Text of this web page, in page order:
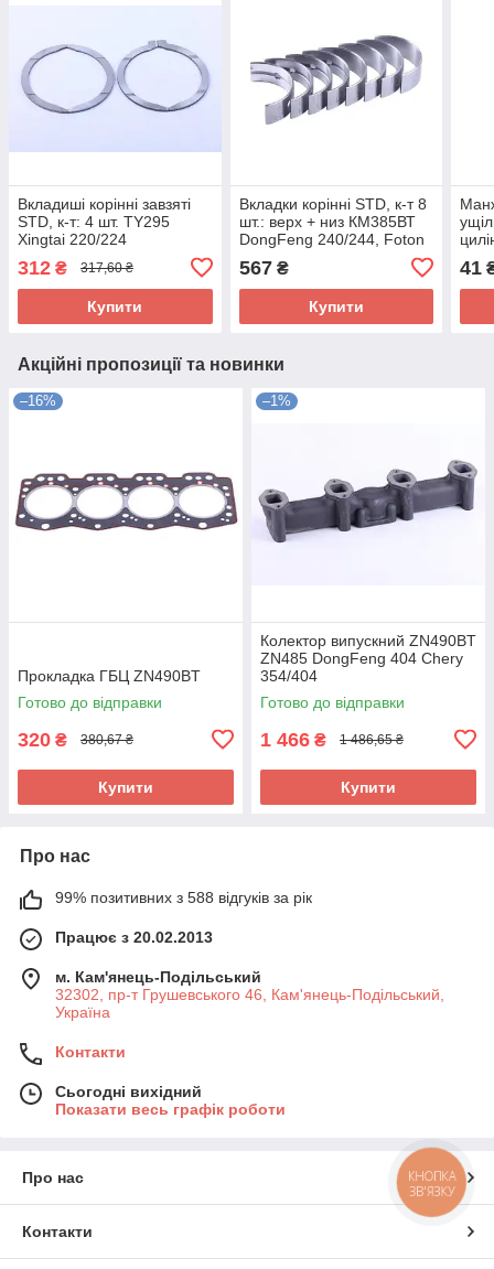
Вкладиші корінні завзяті
STD, к-т: 4 шт. TY295
Xingtai 220/224
312 ₴ 317,60 ₴
Купити
Вкладки корінні STD, к-т 8
шт.: верх + низ КМ385ВТ
DongFeng 240/244, Foton
567₴
Купити
41
Акційні пропозиції та новинки
–16%
Прокладка ГБЦ ZN490BT
Готово до відправки
320 ₴ 380,67 ₴
Купити
–1%
Колектор випускний ZN490BT
ZN485 DongFeng 404 Chery
354/404
Готово до відправки
1 466 ₴ 1 486,65 ₴
Купити
Про нас
99% позитивних з 588 відгуків за рік
Працює з 20.02.2013
м. Кам'янець-Подільський
32302, пр-т Грушевського 46, Кам'янець-Подільський,
Україна
Контакти
Сьогодні вихідний
Показати весь графік роботи
Про нас
Контакти
КНОПКА
ЗВ'ЯЗКУ